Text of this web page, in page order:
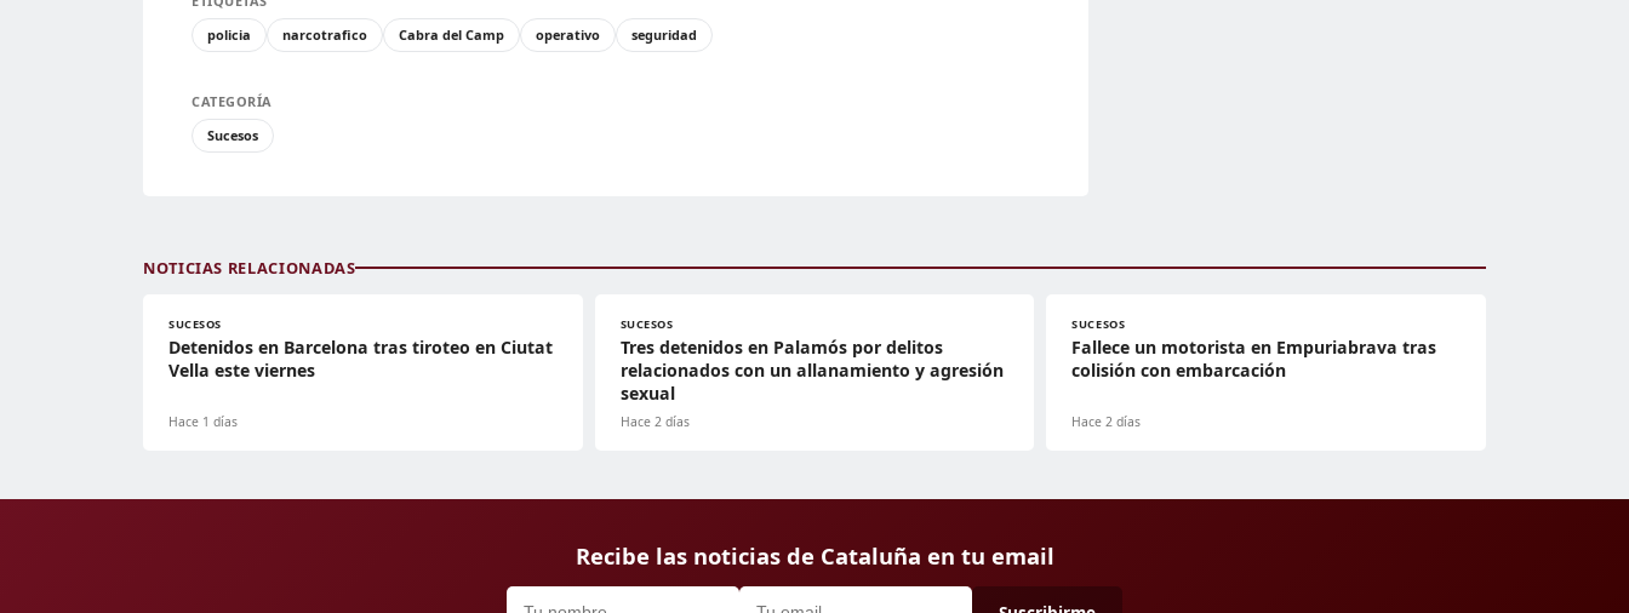
policia
narcotrafico Cabra del Camp operativo seguridad
CATEGORÍA
Sucesos
NOTICIAS RELACIONADAS
SUCESOS
Detenidos en Barcelona tras tiroteo en Ciutat
Vella este viernes
Hace 1 días
SUCESOS
Tres detenidos en Palamós por delitos
relacionados con un allanamiento y agresión
sexual
Hace 2 días
SUCESOS
Fallece un motorista en Empuriabrava tras
colisión con embarcación
Hace 2 días
Recibe las noticias de Cataluña en tu email